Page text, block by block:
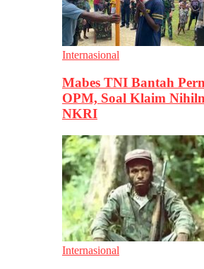
Internasional
Mabes TNI Bantah
OPM, Soal Klaim
NKRI
Internasional